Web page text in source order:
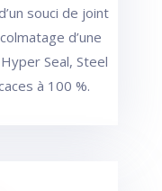
souci de joint
d’une
Seal, Steel
à 100 %.